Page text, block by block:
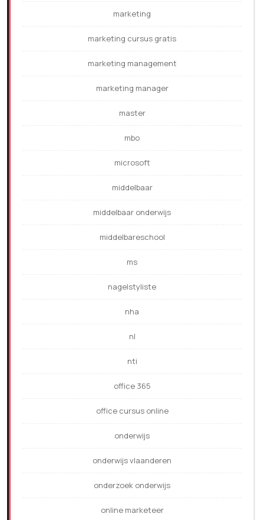
marketing
marketing cursus gratis
marketing management
marketing manager
master
mbo
microsoft
middelbaar
middelbaar onderwijs
middelbareschool
ms
nagelstyliste
nha
nl
nti
office 365
office cursus online
onderwijs
onderwijs vlaanderen
onderzoek onderwijs
online marketeer